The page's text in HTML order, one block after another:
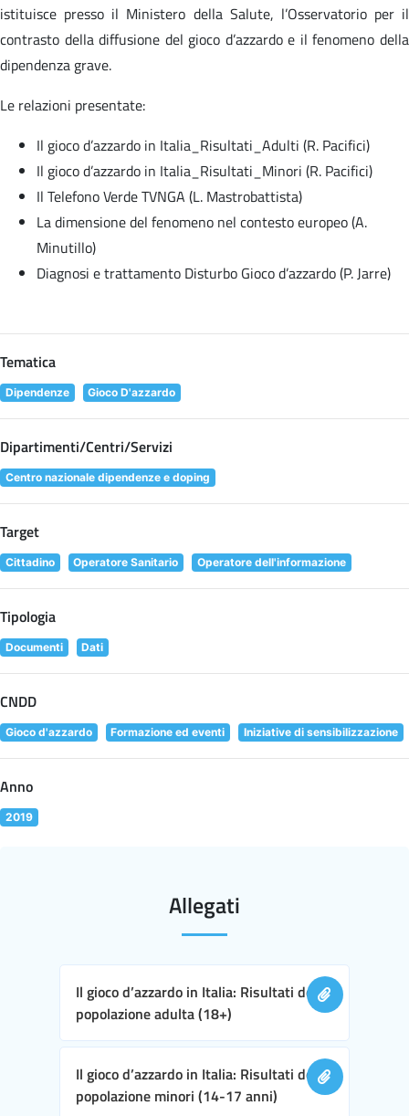
istituisce presso il Ministero della Salute, l’Osservatorio per il
contrasto della diffusione del gioco d’azzardo e il fenomeno della
dipendenza grave.
Le relazioni presentate:
Il gioco d’azzardo in Italia_Risultati_Adulti (R. Pacifici)
Il gioco d’azzardo in Italia_Risultati_Minori (R. Pacifici)
Il Telefono Verde TVNGA (L. Mastrobattista)
La dimensione del fenomeno nel contesto europeo (A.
Minutillo)
Diagnosi e trattamento Disturbo Gioco d’azzardo (P. Jarre)
Tematica
Dipendenze Gioco D'azzardo
Dipartimenti/Centri/Servizi
Centro nazionale dipendenze e doping
Target
Cittadino Operatore Sanitario Operatore dell'informazione
Tipologia
Documenti Dati
CNDD
Gioco d'azzardo Formazione ed eventi Iniziative di sensibilizzazione
Anno
2019
Allegati
Il gioco d’azzardo in Italia: Risultati della
popolazione adulta (18+)
Il gioco d’azzardo in Italia: Risultati della
popolazione minori (14-17 anni)